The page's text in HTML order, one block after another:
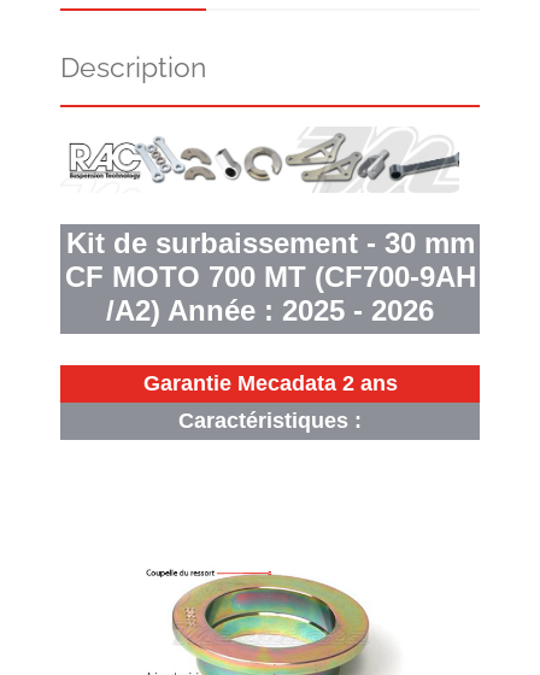
Description
Kit de surbaissement - 30 mm
CF MOTO 700 MT (CF700-9AH
/A2) Année : 2025 - 2026
Garantie Mecadata 2 ans
Caractéristiques :